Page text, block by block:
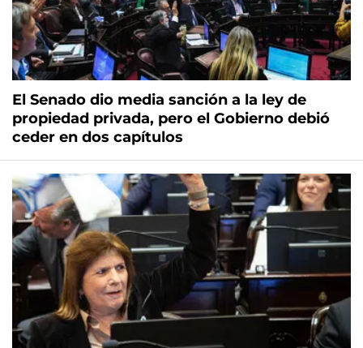
El Senado dio media sanción a la ley de
propiedad privada, pero el Gobierno debió
ceder en dos capítulos